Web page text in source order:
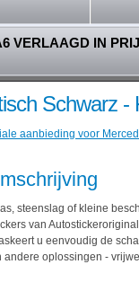
VERLAAGD IN
Schwarz -
aanbieding voor
steenslag of kleine
van
u eenvoudig de
andere oplossingen -